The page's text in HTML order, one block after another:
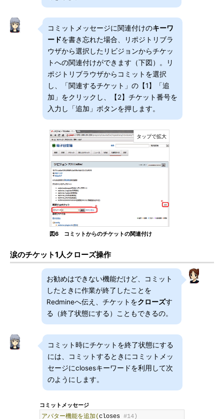
コミットメッセージに関連付けのキーワ
ードを書き忘れた場合、リポジトリブラ
ウザから選択したリビジョンからチケッ
トへの関連付けができます（下図）。リ
ポジトリブラウザからコミットを選択
し、「関連するチケット」の【1】「追
加」をクリックし、【2】チケット番号を
入力し「追加」ボタンを押します。
図6 コミットからのチケットの関連付け
涙のチケット1人クローズ操作
お勧めはできない機能だけど、コミット
したときに作業が終了したことを
Redmineへ伝え、チケットをクローズす
る（終了状態にする）こともできるの。
コミット時にチケットを終了状態にする
には、コミットするときにコミットメッ
セージにclosesキーワードを利用して次
のようにします。
コミットメッセージ
アバター機能を追加(closes #14)